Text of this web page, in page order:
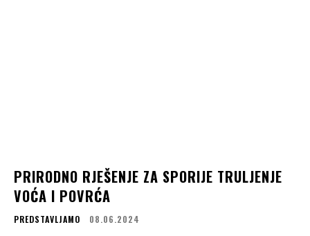
PRIRODNO RJEŠENJE ZA SPORIJE TRULJENJE
VOĆA I POVRĆA
PREDSTAVLJAMO 08.06.2024